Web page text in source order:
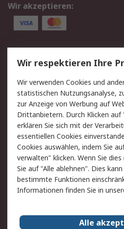
Wir akzeptieren:
Service
Value Added Services
Rücksendung/Entsorgung
Hilfe
Rechtliches
RS Verkaufs- und
Lieferbedingungen
Cookie-Richtlinie
Impressum
Wir respektieren Ihre
Wir verwenden Cookies und
statistischen Nutzungsanalyse,
zur Anzeige von Werbung auf
Drittanbietern. Durch Klicken auf
erklären Sie sich mit der
essentiellen Cookies
Cookies auswählen, indem Sie
verwalten" klicken. Wenn Sie
Sie auf "Alle ablehnen". Dies
bestimmte Funktionen
Informationen finden Sie in
Alle